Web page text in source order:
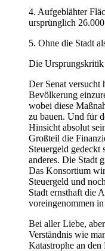
4. Aufgeblähter
ursprünglich
5. Ohne die Stadt
Die Ursprungskritik
Der Senat versucht
Bevölkerung
wobei diese
zu bauen. Und für
Hinsicht absolut
Großteil die
Steuergeld gedeckt
anderes. Die Stadt
Das Konsortium
Steuergeld und
Stadt ernsthaft die
voreingenommen
Bei aller Liebe,
Verständnis wie
Katastrophe an